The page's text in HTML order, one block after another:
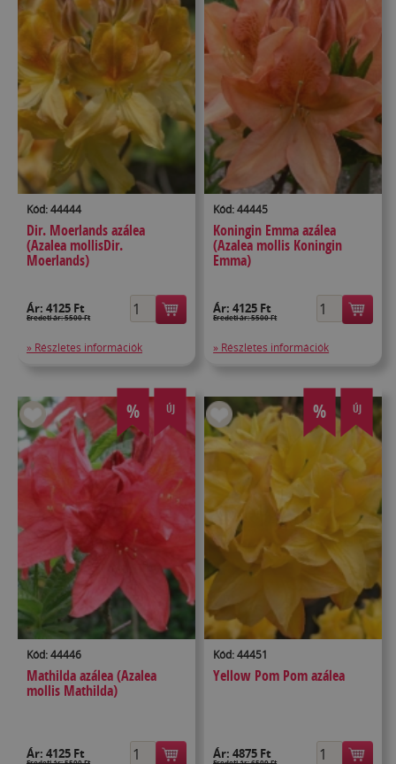
Kód: 44444
Dir. Moerlands azálea
(Azalea mollisDir.
Moerlands)
Ár: 4125 Ft
Eredeti ár: 5500 Ft
» Részletes információk
Kód: 44445
Koningin Emma azálea
(Azalea mollis Koningin
Emma)
Ár:4125 Ft
Eredeti ár: 5500 Ft
» Részletes információk
% ÚJ
Kód: 44446
Mathilda azálea (Azalea
mollis Mathilda)
Ár: 4125 Ft
% ÚJ
Kód: 44451
Yellow Pom Pom azálea
Ár:4875 Ft